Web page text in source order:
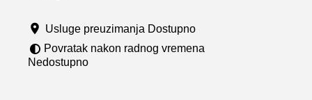
u
Usluge preuzimanja Dostupno
Povratak nakon radnog vremena
Nedostupno